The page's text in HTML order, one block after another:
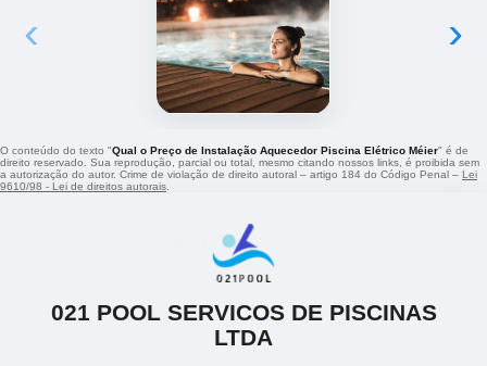
‹ ›
O conteúdo do texto "Qual o Preço de Instalação Aquecedor Piscina Elétrico Méier" é de
direito reservado. Sua reprodução, parcial ou total, mesmo citando nossos links, é proibida sem
a autorização do autor. Crime de violação de direito autoral – artigo 184 do Código Penal – Lei
9610/98 - Lei de direitos autorais
021 POOL SERVICOS DE PISCINAS
LTDA